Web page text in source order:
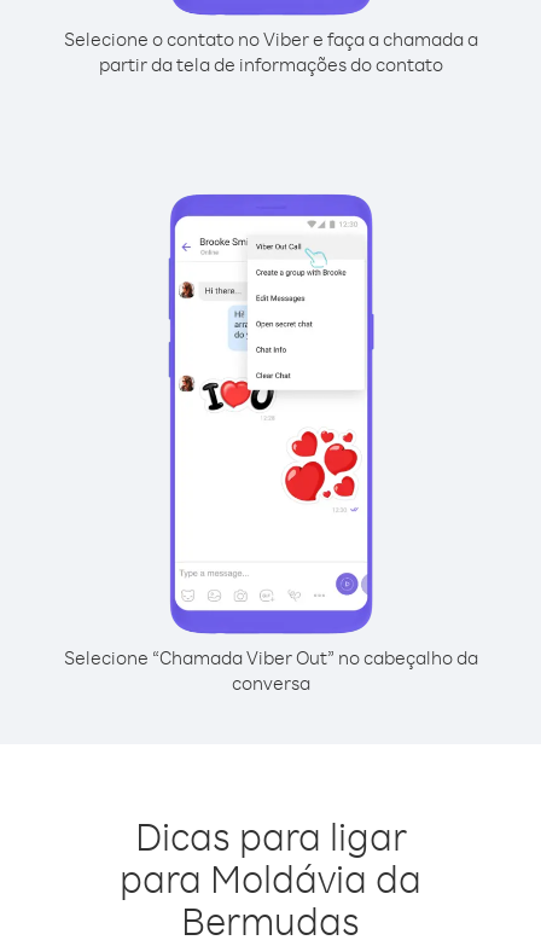
Selecione o contato no Viber e faça a chamada a
partir da tela de informações do contato
Selecione “Chamada Viber Out” no cabeçalho da
conversa
Dicas para ligar
para Moldávia da
Bermudas